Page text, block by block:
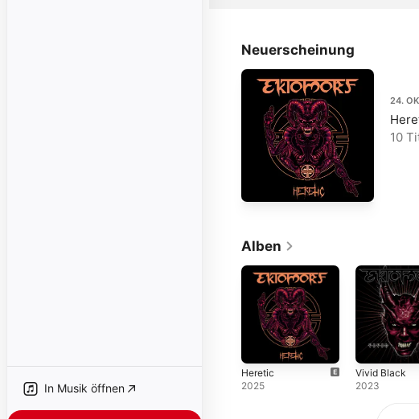
In Musik öffnen
Neuerscheinung
24.
10
Alben
Heretic
2025
Vivid Black
2023